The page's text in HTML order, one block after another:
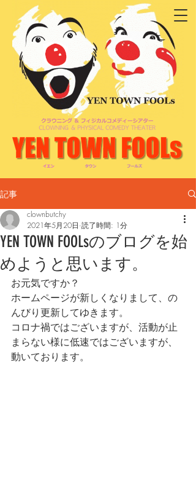
記事
YEN TOWN FOOLsのブログを始
めようと思います。
clownbutchy
2021年5月20日 読了時間: 1分
お元気ですか？
ホームページが新しくなりまして、の
んびり更新してゆきます。
コロナ禍ではございますが、活動が止
まらない様に低速ではございますが、
動いております。